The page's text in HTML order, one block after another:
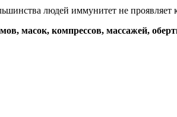
людей иммунитет не проявляет
масок, компрессов, массажей,